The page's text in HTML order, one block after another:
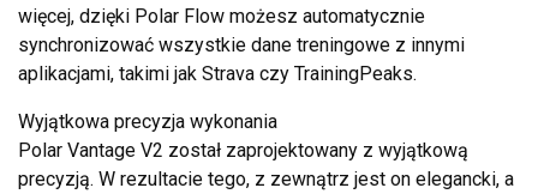
więcej, dzięki Polar Flow możesz automatycznie
synchronizować wszystkie dane treningowe z innymi
aplikacjami, takimi jak Strava czy TrainingPeaks.
Wyjątkowa precyzja wykonania
Polar Vantage V2 został zaprojektowany z wyjątkową
precyzją. W rezultacie tego, z zewnątrz jest on elegancki, a